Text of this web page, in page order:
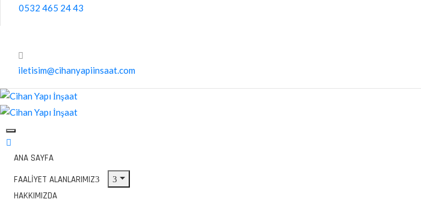
0532 465 24 43
iletisim@cihanyapiinsaat.com
ANA SAYFA
FAALIYET ALANLARIMIZ
HAKKIMIZDA